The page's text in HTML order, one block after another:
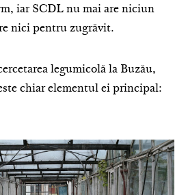
iar SCDL nu mai are niciun
nici pentru zugrăvit.
le­gumicolă la Buzău,
chiar elementul ei principal: